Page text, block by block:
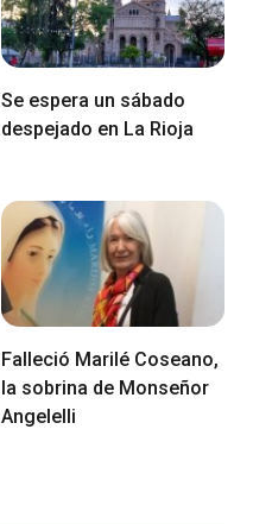
Se espera un sábado
despejado en La Rioja
Falleció Marilé Coseano,
la sobrina de Monseñor
Angelelli